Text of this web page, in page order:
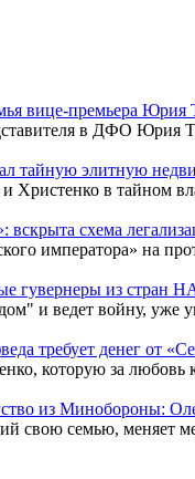
вице-премьера
в ДФО Юрия
тайную элитную
Христенко в тайном
вскрыта схема
императора» на
гувернеры из стран
и ведет войну, уже
требует денег от
которую за
из Минобороны:
свою семью, меняет